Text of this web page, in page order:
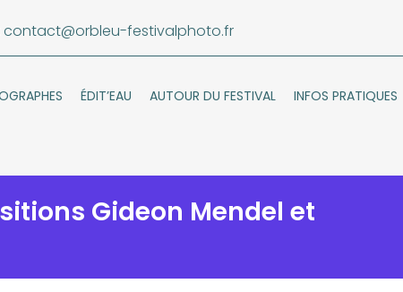
contact@orbleu-festivalphoto.fr
ÉDIT’EAU AUTOUR DU FESTIVAL INFOS PRATIQUES
Gideon Mendel et